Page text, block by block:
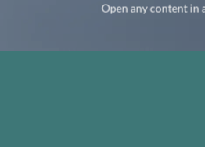
Open any content in